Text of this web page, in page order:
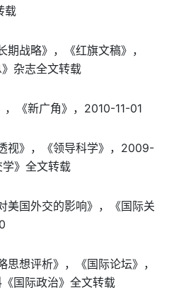
载
期战略》，《红旗文稿》，
杂志全文转载
，《新广角》，2010-11-01
视》，《领导科学》，2009-
》全文转载
美国外交的影响》，《国际关
思想评析》，《国际论坛》，
国际政治》全文转载